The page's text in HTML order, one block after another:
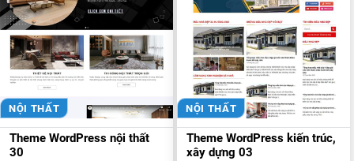
NỘI THẤT
Theme WordPress nội thất
30
NỘI THẤT
Theme WordPress kiến trúc,
xây dựng 03